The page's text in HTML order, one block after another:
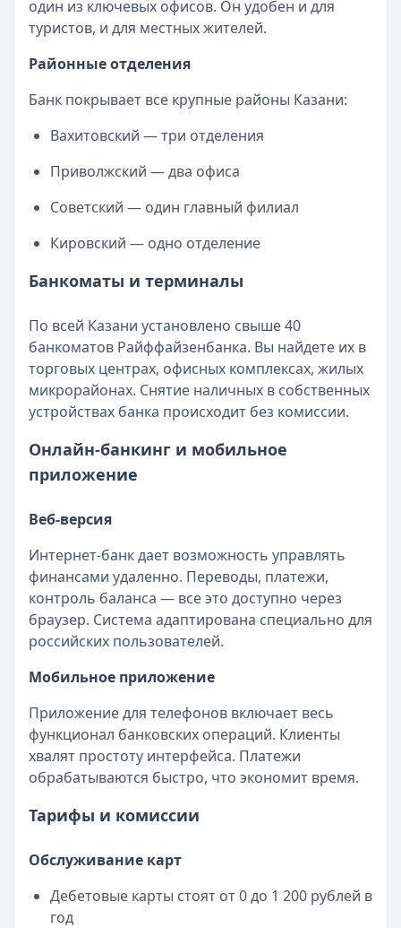
один из ключевых офисов. Он удобен и для
туристов, и для местных жителей.
Районные отделения
Банк покрывает все крупные районы Казани:
Вахитовский — три отделения
Приволжский — два офиса
Советский — один главный филиал
Кировский — одно отделение
Банкоматы и терминалы
По всей Казани установлено свыше 40
банкоматов Райффайзенбанка. Вы найдете их в
торговых центрах, офисных комплексах, жилых
микрорайонах. Снятие наличных в собственных
устройствах банка происходит без комиссии.
Онлайн-банкинг и мобильное
приложение
Веб-версия
Интернет-банк дает возможность управлять
финансами удаленно. Переводы, платежи,
контроль баланса — все это доступно через
браузер. Система адаптирована специально для
российских пользователей.
Мобильное приложение
Приложение для телефонов включает весь
функционал банковских операций. Клиенты
хвалят простоту интерфейса. Платежи
обрабатываются быстро, что экономит время.
Тарифы и комиссии
Обслуживание карт
Дебетовые карты стоят от 0 до 1 200 рублей в
год